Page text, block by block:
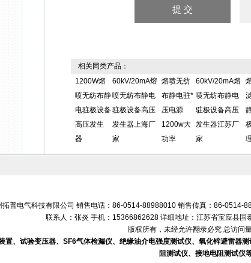
相关同类产品：
1200W熔
喷无纺布静
电驻极设备
高压发生
器
60kV/20mA熔
喷无纺布静电
驻极设备高压
发生器上海厂
家
熔喷无纺
布静电驻*
压电源
1200w大
功率
60kV/20mA熔
喷无纺布静电
驻极设备高压
发生器江苏厂
家
拓普电气科技有限公司 销售电话：86-0514-88988010 销售传真：86-0514-
联系人：张炎 手机：15366862628 详细地址：江苏省宝应县国
版权所有，未经允许翻录必究 总访问
、试验变压器、SF6气体检漏仪、绝缘油介电强度测试仪、氧化锌避雷
阻测试仪、接地电阻测试仪